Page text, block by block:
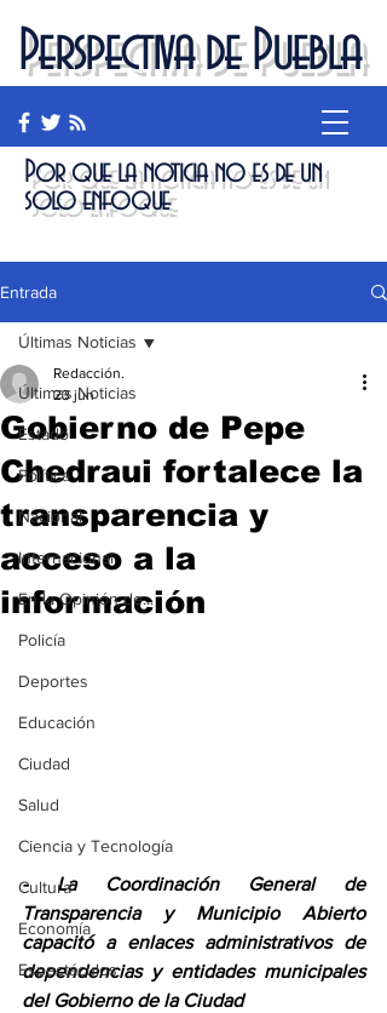
Perspectiva de Puebla
Por que la noticia no es de un
solo enfoque
Entrada
Últimas Noticias
Estado
Política
Nacional
Internacional
En la Opinión de...
Policía
Deportes
Educación
Ciudad
Salud
Ciencia y Tecnología
Cultura
Economía
Espectáculos
Últimas Noticias
Gobierno de Pepe
Chedraui fortalece la
transparencia y
acceso a la
información
Redacción.
23 jun
- La Coordinación General de
Transparencia y Municipio Abierto
capacitó a enlaces administrativos de
dependencias y entidades municipales
del Gobierno de la Ciudad